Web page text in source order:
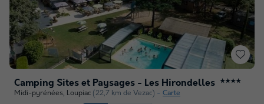
Camping Sites et Paysages - Les Hirondelles ★★★★
Midi-pyrénées, Loupiac (22,7 km de Vezac) Carte